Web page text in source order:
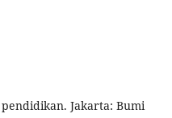
Jakarta: Bumi